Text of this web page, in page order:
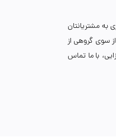
به مشتریانتان
سوی گروهی از
با ما تماس